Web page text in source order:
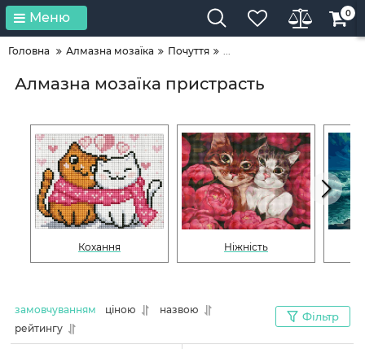
Меню 0
Головна Алмазна мозаїка Почуття ...
Алмазна мозаїка пристрасть
Кохання Ніжність
замовчуванням ціною
назвою
рейтингу
Фільтр